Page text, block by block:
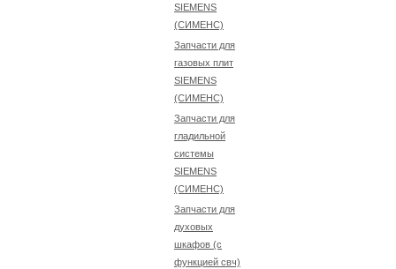
SIEMENS
(СИМЕНС)
Запчасти для
газовых плит
SIEMENS
(СИМЕНС)
Запчасти для
гладильной
системы
SIEMENS
(СИМЕНС)
Запчасти для
духовых
шкафов (с
функцией свч)